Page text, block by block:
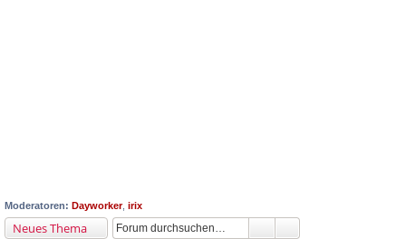
Moderatoren: Dayworker, irix
Neues Thema